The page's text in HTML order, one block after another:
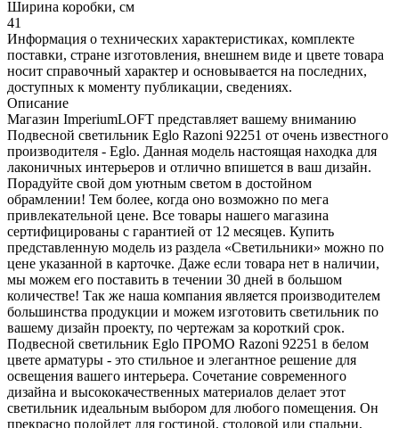
Ширина коробки, см
41
Информация о технических характеристиках, комплекте
поставки, стране изготовления, внешнем виде и цвете товара
носит справочный характер и основывается на последних,
доступных к моменту публикации, сведениях.
Описание
Магазин ImperiumLOFT представляет вашему вниманию
Подвесной светильник Eglo Razoni 92251 от очень известного
производителя - Eglo. Данная модель настоящая находка для
лаконичных интерьеров и отлично впишется в ваш дизайн.
Порадуйте свой дом уютным светом в достойном
обрамлении! Тем более, когда оно возможно по мега
привлекательной цене. Все товары нашего магазина
сертифицированы с гарантией от 12 месяцев. Купить
представленную модель из раздела «Светильники» можно по
цене указанной в карточке. Даже если товара нет в наличии,
мы можем его поставить в течении 30 дней в большом
количестве! Так же наша компания является производителем
большинства продукции и можем изготовить светильник по
вашему дизайн проекту, по чертежам за короткий срок.
Подвесной светильник Eglo ПРОМО Razoni 92251 в белом
цвете арматуры - это стильное и элегантное решение для
освещения вашего интерьера. Сочетание современного
дизайна и высококачественных материалов делает этот
светильник идеальным выбором для любого помещения. Он
прекрасно подойдет для гостиной, столовой или спальни,